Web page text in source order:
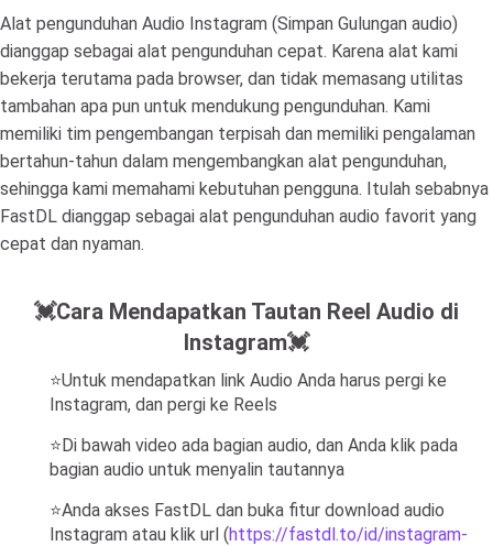
Alat pengunduhan Audio Instagram (Simpan Gulungan audio)
dianggap sebagai alat pengunduhan cepat. Karena alat kami
bekerja terutama pada browser, dan tidak memasang utilitas
tambahan apa pun untuk mendukung pengunduhan. Kami
memiliki tim pengembangan terpisah dan memiliki pengalaman
bertahun-tahun dalam mengembangkan alat pengunduhan,
sehingga kami memahami kebutuhan pengguna. Itulah sebabnya
FastDL dianggap sebagai alat pengunduhan audio favorit yang
cepat dan nyaman.
💓Cara Mendapatkan Tautan Reel Audio di
Instagram💓
⭐Untuk mendapatkan link Audio Anda harus pergi ke
Instagram, dan pergi ke Reels
⭐Di bawah video ada bagian audio, dan Anda klik pada
bagian audio untuk menyalin tautannya
⭐Anda akses FastDL dan buka fitur download audio
Instagram atau klik url (https://fastdl.to/id/instagram-